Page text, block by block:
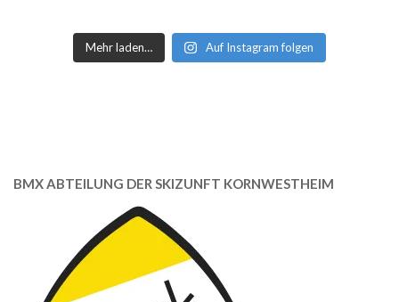
Mehr laden… Auf Instagram folgen
BMX ABTEILUNG DER SKIZUNFT KORNWESTHEIM